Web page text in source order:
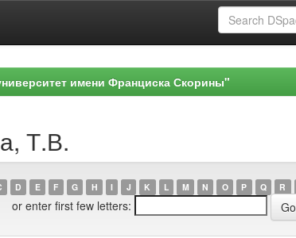
имени Франциска Скорины"
Т.В.
D E F G H I J K L M N O P Q R
or enter first few letters: